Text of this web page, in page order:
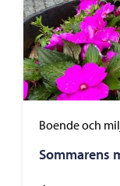
Boende och
Sommarens